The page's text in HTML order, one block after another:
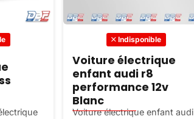
Indisponible
Voiture électrique
enfant audi r8
performance 12v
Blanc
Voiture électrique enfant audi